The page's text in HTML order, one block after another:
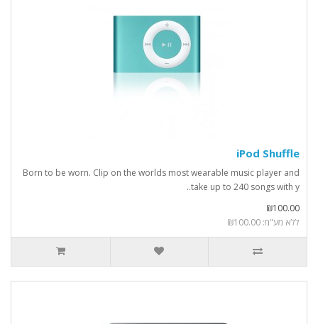
iPod Shuffle
Born to be worn. Clip on the worlds most wearable music player and
take up to 240 songs with y..
₪100.00
ללא מע"מ: ₪100.00